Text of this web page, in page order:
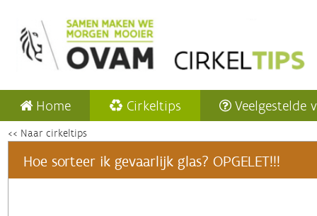
Home Cirkeltips Veelgestelde
<< Naar cirkeltips
Hoe sorteer ik gevaarlijk glas? OPGELET!!!